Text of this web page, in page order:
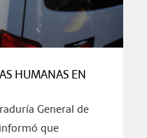
HUMANAS EN
General de
informó que